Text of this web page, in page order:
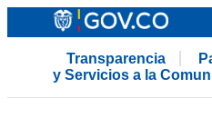
Transparencia
y Servicios a la